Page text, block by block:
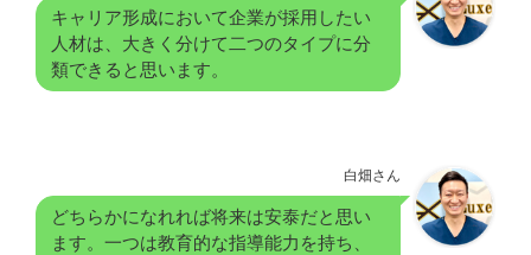
キャリア形成において企業が採用したい
人材は、大きく分けて二つのタイプに分
類できると思います。
白畑さん
どちらかになれれば将来は安泰だと思い
ます。一つは教育的な指導能力を持ち、